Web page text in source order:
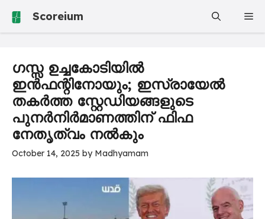
Scoreium
ഗസ്സ ഉച്ചകോടിയിൽ
ഇൻഫന്റിനോയും; ഇസ്രായേൽ
തകർത്ത സ്റ്റേഡിയങ്ങളുടെ
പുനർനിർമാണത്തിന് ഫിഫ
നേതൃത്വം നൽകും
October 14, 2025 by Madhyamam